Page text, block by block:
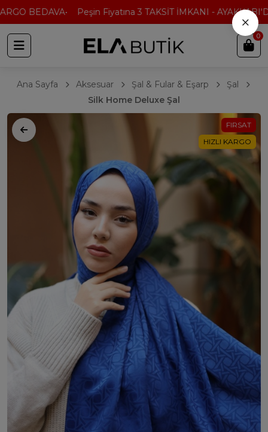
BEDAVA Peşin Fiyatına 3 TAKSİT İMKANI -
0
Ana Sayfa Aksesuar Şal & Fular & Eşarp
Şal
Silk Home Deluxe Şal
FIRSAT
HIZLI KARGO
×